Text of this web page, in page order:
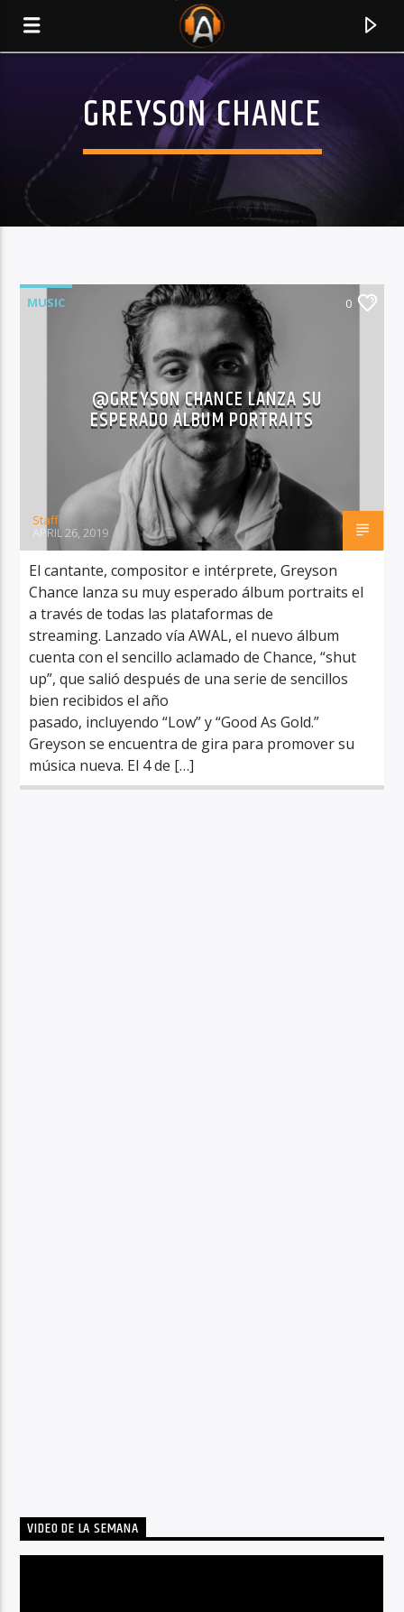
RadioAlternativo Live
GREYSON CHANCE
MUSIC 0
@GREYSON CHANCE LANZA SU
ESPERADO ÁLBUM PORTRAITS
Staff
APRIL 26, 2019
El cantante, compositor e intérprete, Greyson
Chance lanza su muy esperado álbum portraits el
a través de todas las plataformas de
streaming. Lanzado vía AWAL, el nuevo álbum
cuenta con el sencillo aclamado de Chance, “shut
up”, que salió después de una serie de sencillos
bien recibidos el año
pasado, incluyendo “Low” y “Good As Gold.”
Greyson se encuentra de gira para promover su
música nueva. El 4 de […]
VIDEO DE LA SEMANA